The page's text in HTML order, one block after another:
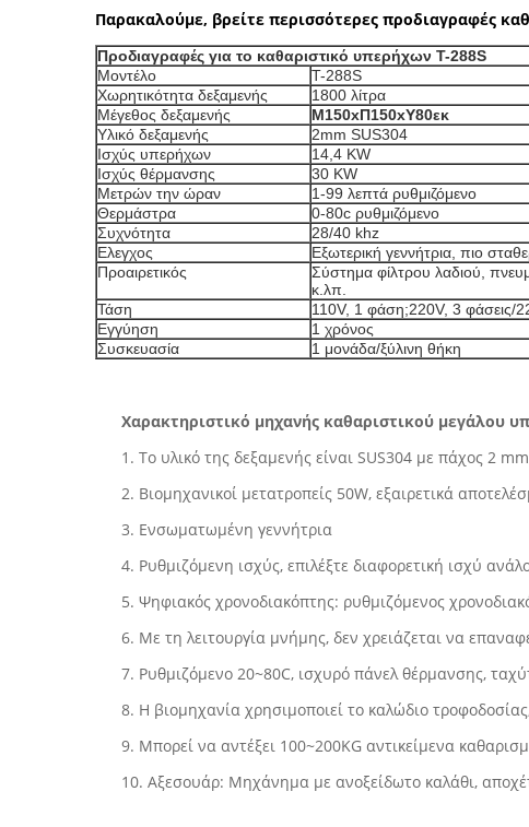
Παρακαλούμε, βρείτε περισσότερες προδιαγραφές
Προδιαγραφές για το καθαριστικό υπερήχων T-288S
Μοντέλο
T-288S
Χωρητικότητα δεξαμενής
1800 λίτρα
Μέγεθος δεξαμενής
Μ150xΠ150xΥ80εκ
Υλικό δεξαμενής
2mm SUS304
Ισχύς υπερήχων
14,4 KW
Ισχύς θέρμανσης
30 KW
Μετρών την ώραν
1-99 λεπτά ρυθμιζόμενο
Θερμάστρα
0-80c ρυθμιζόμενο
Συχνότητα
28/40 khz
Ελεγχος
Εξωτερική γεννήτρια, πιο
Προαιρετικός
Σύστημα φίλτρου λαδιού,
κ.λπ.
Τάση
110V, 1 φάση;220V, 3 φάσεις/
Εγγύηση
1 χρόνος
Συσκευασία
1 μονάδα/ξύλινη θήκη
Χαρακτηριστικό μηχανής καθαριστικού μεγάλου
1. Το υλικό της δεξαμενής είναι SUS304 με πάχος 2
2. Βιομηχανικοί μετατροπείς 50W, εξαιρετικά
3. Ενσωματωμένη γεννήτρια
4. Ρυθμιζόμενη ισχύς, επιλέξτε διαφορετική ισχύ
5. Ψηφιακός χρονοδιακόπτης: ρυθμιζόμενος
6. Με τη λειτουργία μνήμης, δεν χρειάζεται να
7. Ρυθμιζόμενο 20~80C, ισχυρό πάνελ θέρμανσης,
8. Η βιομηχανία χρησιμοποιεί το καλώδιο
9. Μπορεί να αντέξει 100~200KG αντικείμενα
10. Αξεσουάρ: Μηχάνημα με ανοξείδωτο καλάθι,